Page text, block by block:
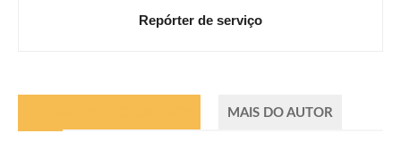
Repórter de serviço
MAIS DO AUTOR